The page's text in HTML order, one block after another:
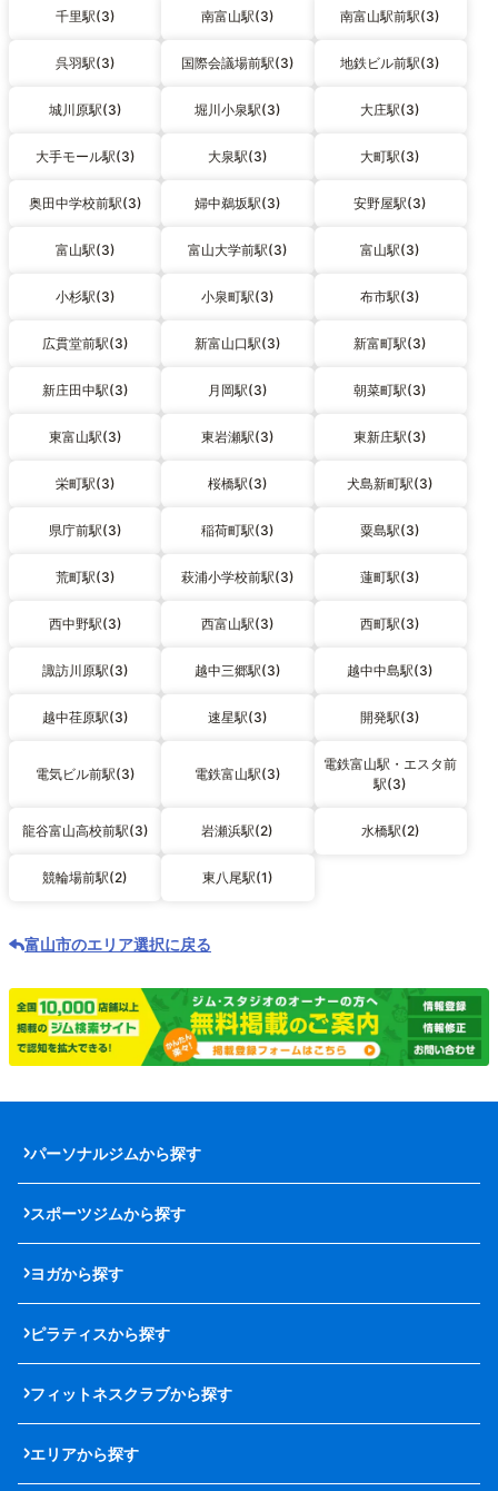
千里駅(3) 南富山駅(3) 南富山駅前駅(3)
呉羽駅(3) 国際会議場前駅(3) 地鉄ビル前駅(3)
城川原駅(3) 堀川小泉駅(3) 大庄駅(3)
大手モール駅(3) 大泉駅(3) 大町駅(3)
奥田中学校前駅(3) 婦中鵜坂駅(3) 安野屋駅(3)
富山駅(3) 富山大学前駅(3) 富山駅(3)
小杉駅(3) 小泉町駅(3) 布市駅(3)
広貫堂前駅(3) 新富山口駅(3) 新富町駅(3)
新庄田中駅(3) 月岡駅(3) 朝菜町駅(3)
東富山駅(3) 東岩瀬駅(3) 東新庄駅(3)
栄町駅(3) 桜橋駅(3) 犬島新町駅(3)
県庁前駅(3) 稲荷町駅(3) 粟島駅(3)
荒町駅(3) 萩浦小学校前駅(3) 蓮町駅(3)
西中野駅(3) 西富山駅(3) 西町駅(3)
諏訪川原駅(3) 越中三郷駅(3) 越中中島駅(3)
越中荏原駅(3) 速星駅(3) 開発駅(3)
電気ビル前駅(3) 電鉄富山駅(3)
電鉄富山駅・エスタ前
駅(3)
龍谷富山高校前駅(3) 岩瀬浜駅(2) 水橋駅(2)
競輪場前駅(2) 東八尾駅(1)
富山市のエリア選択に戻る
パーソナルジムから探す
スポーツジムから探す
ヨガから探す
ピラティスから探す
フィットネスクラブから探す
エリアから探す